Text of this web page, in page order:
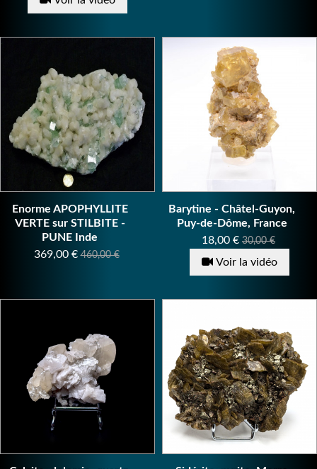
Enorme APOPHYLLITE
VERTE sur STILBITE -
PUNE Inde
Prix
369,00 € Prix
460,00 €
Barytine - Châtel-Guyon,
Puy-de-Dôme, France
Prix
18,00 € Prix
base
30,00 €
Voir la vidéo